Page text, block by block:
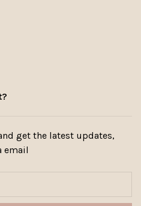
get the latest updates,
email